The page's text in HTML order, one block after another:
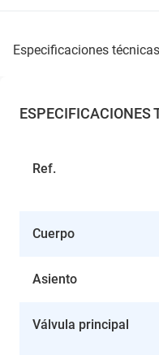
especificaciones técnicas
ESPECIFICACIONES
Ref.
Cuerpo
Asiento
Válvula principal